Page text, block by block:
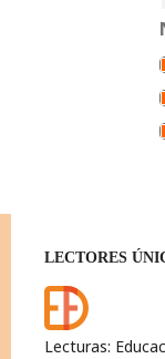
LECTORES
Lecturas: